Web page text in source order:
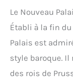
Le Nouveau
Établi à la fin du
Palais est
style baroque.
des rois de